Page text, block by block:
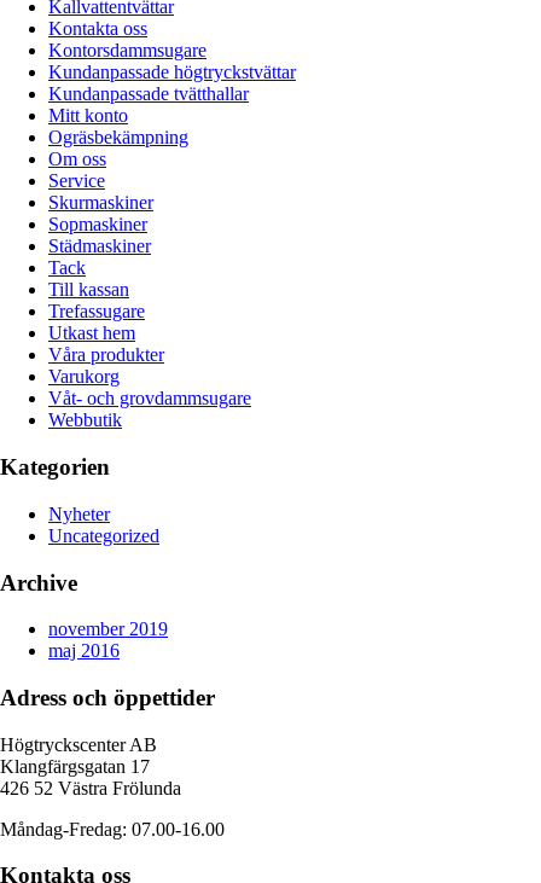
Kallvattentvättar
Kontakta oss
Kontorsdammsugare
Kundanpassade högtryckstvättar
Kundanpassade tvätthallar
Mitt konto
Ogräsbekämpning
Om oss
Service
Skurmaskiner
Sopmaskiner
Städmaskiner
Tack
Till kassan
Trefassugare
Utkast hem
Våra produkter
Varukorg
Våt- och grovdammsugare
Webbutik
Kategorien
Nyheter
Uncategorized
Archive
november 2019
maj 2016
Adress och öppettider
Högtryckscenter AB
Klangfärgsgatan 17
426 52 Västra Frölunda
Måndag-Fredag: 07.00-16.00
Kontakta oss